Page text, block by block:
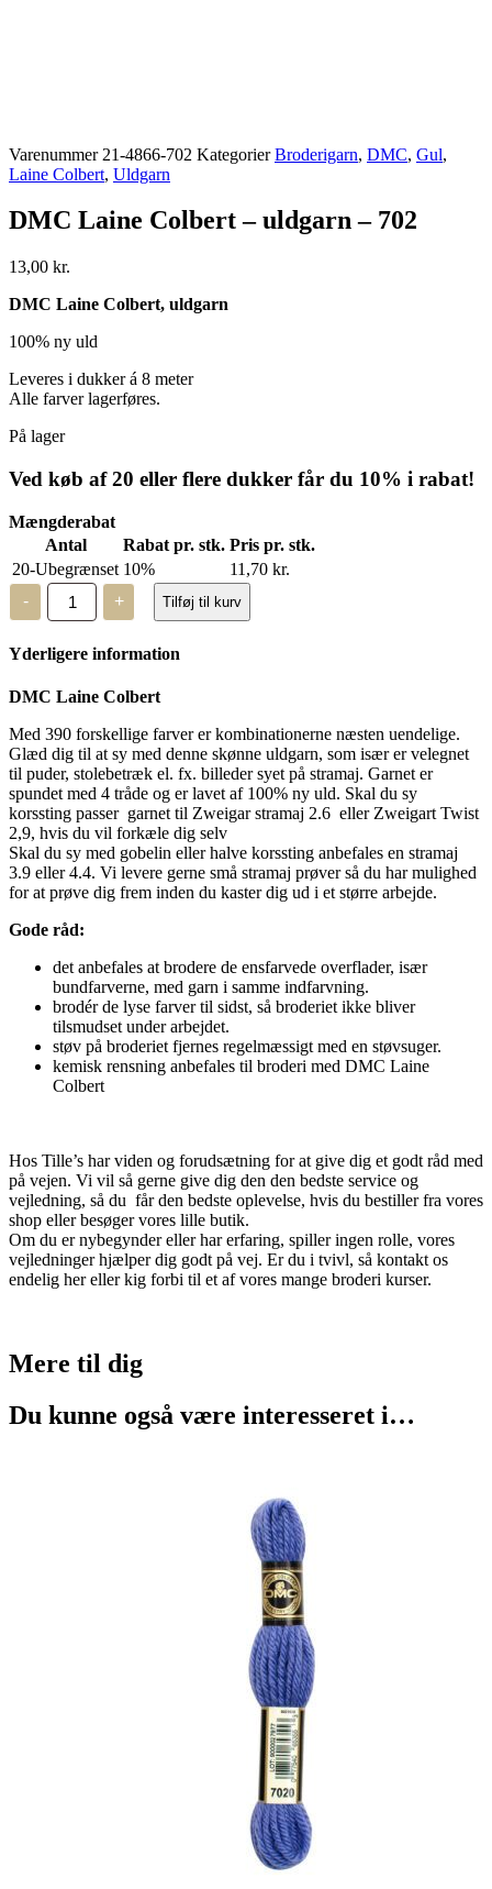
Varenummer 21-4866-702 Kategorier Broderigarn, DMC, Gul,
Laine Colbert, Uldgarn
DMC Laine Colbert – uldgarn – 702
13,00 kr.
DMC Laine Colbert, uldgarn
100% ny uld
Leveres i dukker á 8 meter
Alle farver lagerføres.
På lager
Ved køb af 20 eller flere dukker får du 10% i rabat!
Mængderabat
Antal
Rabat pr. stk. Pris pr. stk.
20-Ubegrænset 10% 11,70 kr.
-
DMC
Laine
Colbert
uldgarn
702
+ Tilføj til kurv
Yderligere information
DMC Laine Colbert
Med 390 forskellige farver er kombinationerne næsten uendelige.
Glæd dig til at sy med denne skønne uldgarn, som især er velegnet
til puder, stolebetræk el. fx. billeder syet på stramaj. Garnet er
spundet med 4 tråde og er lavet af 100% ny uld. Skal du sy
korssting passer garnet til Zweigar stramaj 2.6 eller Zweigart Twist
2,9, hvis du vil forkæle dig selv
Skal du sy med gobelin eller halve korssting anbefales en stramaj
3.9 eller 4.4. Vi levere gerne små stramaj prøver så du har mulighed
for at prøve dig frem inden du kaster dig ud i et større arbejde.
Gode råd:
det anbefales at brodere de ensfarvede overflader, især
bundfarverne, med garn i samme indfarvning.
brodér de lyse farver til sidst, så broderiet ikke bliver
tilsmudset under arbejdet.
støv på broderiet fjernes regelmæssigt med en støvsuger.
kemisk rensning anbefales til broderi med DMC Laine
Colbert
Hos Tille’s har viden og forudsætning for at give dig et godt råd med
på vejen. Vi vil så gerne give dig den den bedste service og
vejledning, så du får den bedste oplevelse, hvis du bestiller fra vores
shop eller besøger vores lille butik.
Om du er nybegynder eller har erfaring, spiller ingen rolle, vores
vejledninger hjælper dig godt på vej. Er du i tvivl, så kontakt os
endelig her eller kig forbi til et af vores mange broderi kurser.
Mere til dig
Du kunne også være interesseret i…